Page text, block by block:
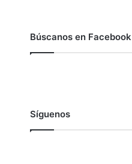
Búscanos en Facebook
Síguenos